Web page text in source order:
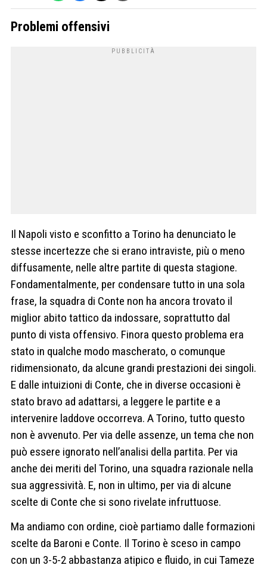
Problemi offensivi
Il Napoli visto e sconfitto a Torino ha denunciato le
stesse incertezze che si erano intraviste, più o meno
diffusamente, nelle altre partite di questa stagione.
Fondamentalmente, per condensare tutto in una sola
frase, la squadra di Conte non ha ancora trovato il
miglior abito tattico da indossare, soprattutto dal
punto di vista offensivo. Finora questo problema era
stato in qualche modo mascherato, o comunque
ridimensionato, da alcune grandi prestazioni dei singoli.
E dalle intuizioni di Conte, che in diverse occasioni è
stato bravo ad adattarsi, a leggere le partite e a
intervenire laddove occorreva. A Torino, tutto questo
non è avvenuto. Per via delle assenze, un tema che non
può essere ignorato nell’analisi della partita. Per via
anche dei meriti del Torino, una squadra razionale nella
sua aggressività. E, non in ultimo, per via di alcune
scelte di Conte che si sono rivelate infruttuose.
Ma andiamo con ordine, cioè partiamo dalle formazioni
scelte da Baroni e Conte. Il Torino è sceso in campo
con un 3-5-2 abbastanza atipico e fluido, in cui Tameze